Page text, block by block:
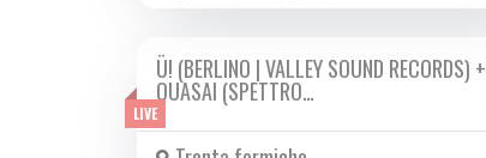
LIVE
MAR 17/10 2023
Ü! (BERLINO | VALLEY SOUND RECORDS) +
QUASAI (SPETTRO…